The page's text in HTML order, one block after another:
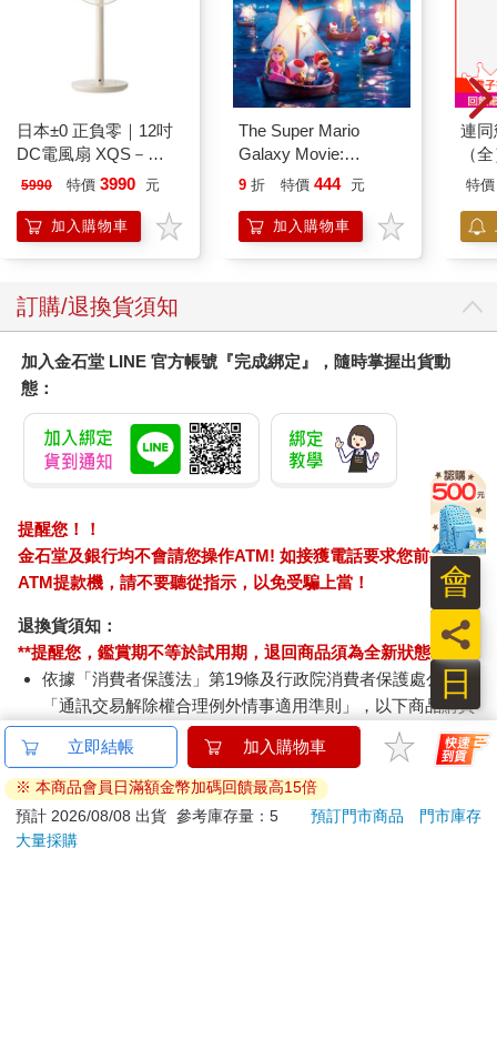
日本±0 正負零｜12吋
DC電風扇 XQS－
Y620 象牙白
5990 特價 3990 元
加入購物車
The Super Mario
Galaxy Movie:
Peach`s Birthday
Mario Galaxy Movie
Storybook
9 折 特價 444 元
加入購物車
連
（
特價
訂購/退換貨須知
加入金石堂 LINE 官方帳號『完成綁定』，隨時掌握出貨動
態：
提醒您！！
金石堂及銀行均不會請您操作ATM! 如接獲電話要求您前往
ATM提款機，請不要聽從指示，以免受騙上當！
退換貨須知：
**提醒您，鑑賞期不等於試用期，退回商品須為全新狀態**
依據「消費者保護法」第19條及行政院消費者保護處公告之
「通訊交易解除權合理例外情事適用準則」，以下商品購買
後，除商品本身有瑕疵外，將不提供7天的猶豫期：
易於腐敗、保存期限較短或解約時即將逾期。（如：生
鮮食品）
依消費者要求所為之客製化給付。（客製化商品）
報紙、期刊或雜誌。（含MOOK、外文雜誌）
立即結帳 加入購物車
※ 本商品會員日滿額金幣加碼回饋最高15倍
預計 2026/08/08 出貨 參考庫存量：5 預訂門市商品
門市庫存
大量採購
日
員
會